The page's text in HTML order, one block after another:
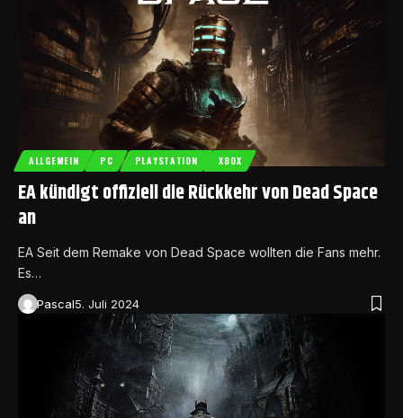
ALLGEMEIN PC PLAYSTATION XBOX
EA kündigt offiziell die Rückkehr von Dead Space
an
EA Seit dem Remake von Dead Space wollten die Fans mehr.
Es…
Pascal5. Juli 2024